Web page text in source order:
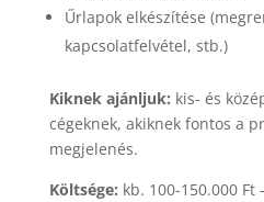
Űrlapok elkészítése
kapcsolatfelvétel, stb.)
Kiknek ajánljuk: kis- és
cégeknek, akiknek fontos a
megjelenés.
Költsége: kb. 100-150.000